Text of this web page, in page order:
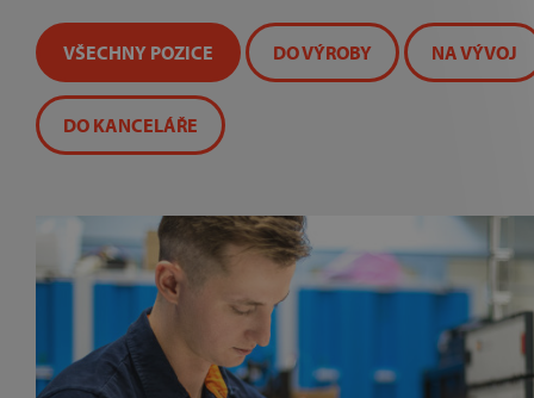
VŠECHNY POZICE DO VÝROBY NA VÝVOJ
DO KANCELÁŘE